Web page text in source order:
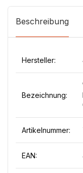
Beschreibung
Hersteller:
Bezeichnung:
Artikelnummer:
EAN: